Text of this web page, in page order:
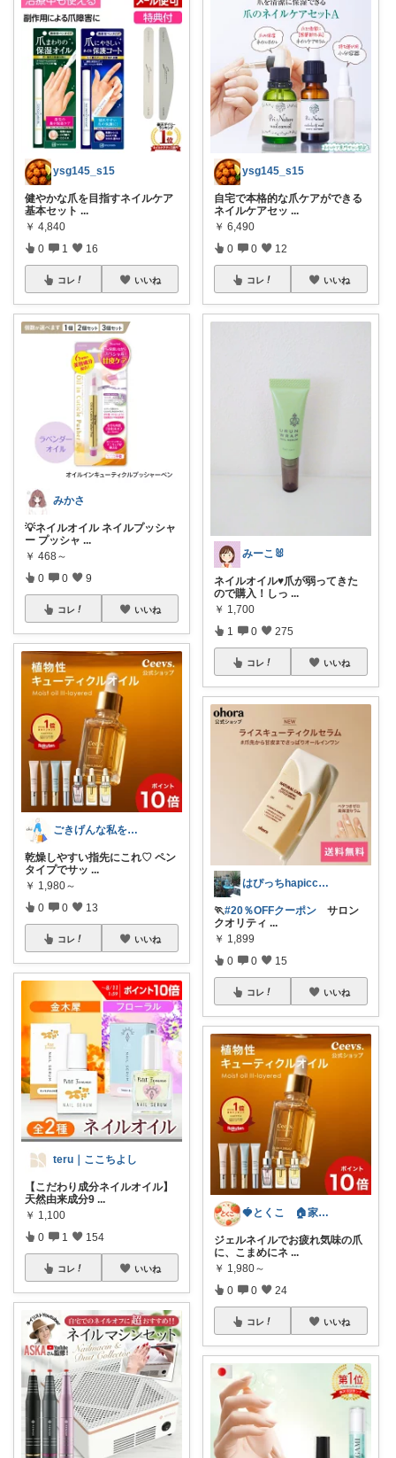
ysg145_s15
健やかな爪を目指すネイルケア
基本セット ...
￥ 4,840
0 1 16
コレ いいね
みかさ
💡ネイルオイル ネイルプッシャ
ー プッシャ ...
￥ 468～
0 0 9
コレ いいね
ごきげんな私を作る美容部屋𖤐ちい
乾燥しやすい指先にこれ♡ ペン
タイプでサッ ...
￥ 1,980～
0 0 13
コレ いいね
teru｜ここちよし
【こだわり成分ネイルオイル】
天然由来成分9 ...
￥ 1,100
0 1 154
コレ いいね
ysg145_s15
自宅で本格的な爪ケアができる
ネイルケアセッ ...
￥ 6,490
0 0 12
コレ いいね
みーこ🐰
ネイルオイル♥爪が弱ってきた
ので購入！しっ ...
￥ 1,700
1 0 275
コレ いいね
はぴっちhapicchi💎🏃感謝💐
🏃#20％OFFクーポン サロン
クオリティ ...
￥ 1,899
0 0 15
コレ いいね
🍓とくこ 🏠家族4人愛用品🍓
ジェルネイルでお疲れ気味の爪
に、こまめにネ ...
￥ 1,980～
0 0 24
コレ いいね